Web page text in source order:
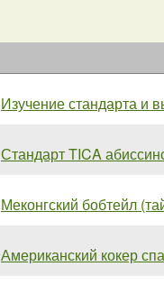
Изучение стандарта и
Стандарт TICA
Меконгский бобтейл
Американский кокер